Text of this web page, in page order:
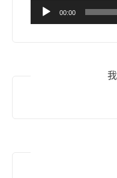
00:00